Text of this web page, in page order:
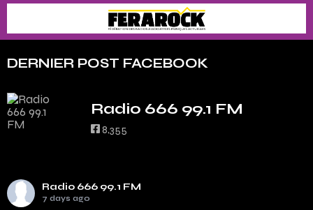
DERNIER POST FACEBOOK
Radio 666 99.1 FM
8,355
Radio 666 99.1 FM
7 days ago